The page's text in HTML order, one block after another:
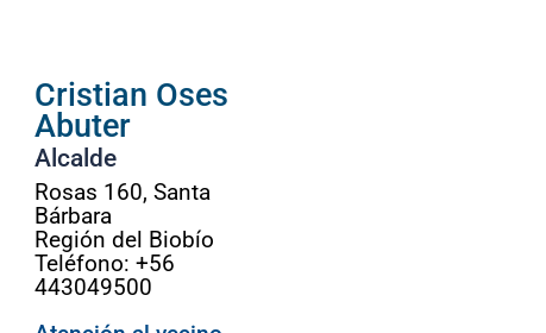
Cristian Oses
Abuter
Alcalde
Rosas 160, Santa
Bárbara
Región del Biobío
Teléfono: +56
443049500